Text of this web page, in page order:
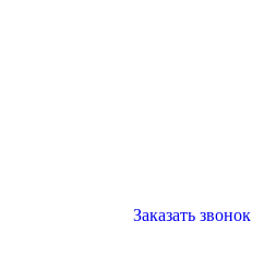
Заказать звонок